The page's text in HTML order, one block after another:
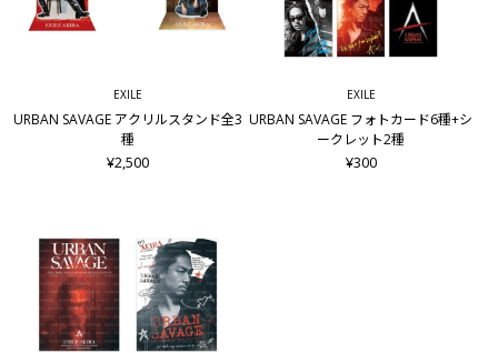
EXILE
URBAN SAVAGE アクリルスタンド全3
種
¥2,500
EXILE
URBAN SAVAGE フォトカード6種+シ
ークレット2種
¥300